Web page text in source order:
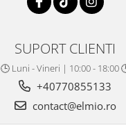
SUPORT CLIENTI
🕒 Luni - Vineri | 10:00 - 18:00
+40770855133
contact@elmio.ro